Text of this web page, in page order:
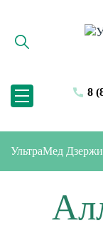
8
УльтраМед